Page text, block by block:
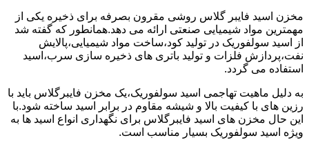
مخزن اسید فایبر گلاس روشی مقرون بصرفه برای ذخیره یکی از
مهمترین مواد شیمیایی صنعتی ارائه می دهد.همانطور که گفته شد
از اسید سولفوریک در تولید کود،ساخت مواد شیمیایی،پالایش
نفت،پردازش فلزات و تولید باتری های ذخیره سازی سرب،اسید
استفاده می گردد.
به دلیل ماهیت تهاجمی اسید سولفوریک،یک مخزن فایبرگلاس باید با
رزین های با کیفیت بالا و شیشه مقاوم در برابر اسید ساخته شود.با
این حال مخزن های اسید فایبرگلاس برای نگهداری انواع اسید ها به
ویژه اسید سولفوریک بسیار مناسب است.